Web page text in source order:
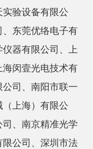
验设备有限公
东莞优络电子有
器有限公司、上
闵壹光电技术有
司、南阳市联一
上海）有限公
、南京精准光学
公司、深圳市法